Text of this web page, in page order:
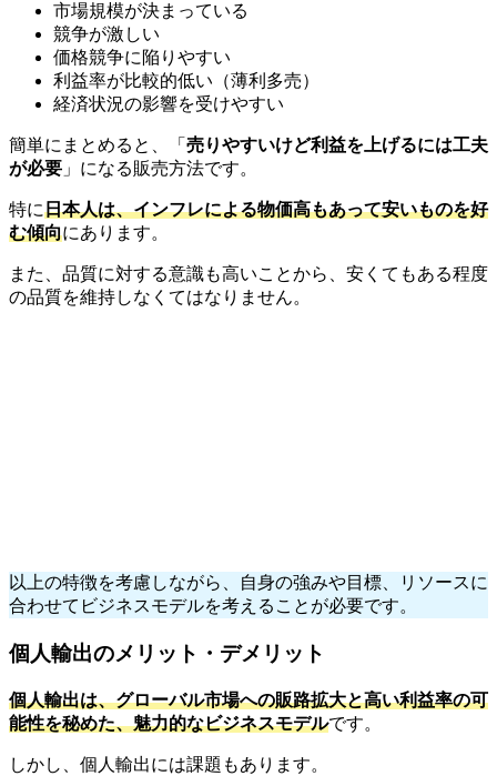
市場規模が決まっている
競争が激しい
価格競争に陥りやすい
利益率が比較的低い（薄利多売）
経済状況の影響を受けやすい
簡単にまとめると、「 売りやすいけど利益を上げるには工夫
が必要 」になる販売方法です。
特に日本人は、インフレによる物価高もあって安いものを好
む傾向にあります。
また、品質に対する意識も高いことから、安くてもある程度
の品質を維持しなくてはなりません。
以上の特徴を考慮しながら、自身の強みや目標、リソースに
合わせてビジネスモデルを考えることが必要です。
個人輸出のメリット・デメリット
個人輸出は、グローバル市場への販路拡大と高い利益率の可
能性を秘めた、魅力的なビジネスモデルです。
しかし、個人輸出には課題もあります。